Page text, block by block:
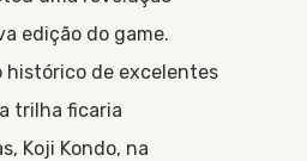
edição do game.
histórico de excelentes
trilha ficaria
Koji Kondo, na